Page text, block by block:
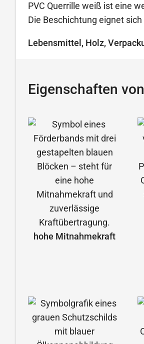
PVC Querrille weiß ist eine
Die Beschichtung eignet
Lebensmittel, Holz,
Eigenschaften
hohe Mitnahmekraft